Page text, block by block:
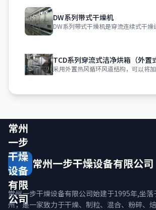
DW系列带式干燥机
DW系列带式干燥机是穿流连续式干
TCD系列穿流式洁净烘箱（外置
采用外置热风循环风道结构，可以将
常州
一步
干燥
设备
有限
公司
常州一步干燥设备有限公司
常州一步干燥设备有限公司始建于1995年,坐
州，是一家致力于干燥、制粒、混合、粉碎、